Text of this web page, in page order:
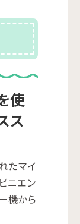
使
ス
たマイ
ニエン
機から